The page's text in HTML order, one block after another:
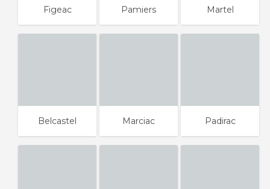
Figeac Pamiers Martel
Belcastel Marciac Padirac